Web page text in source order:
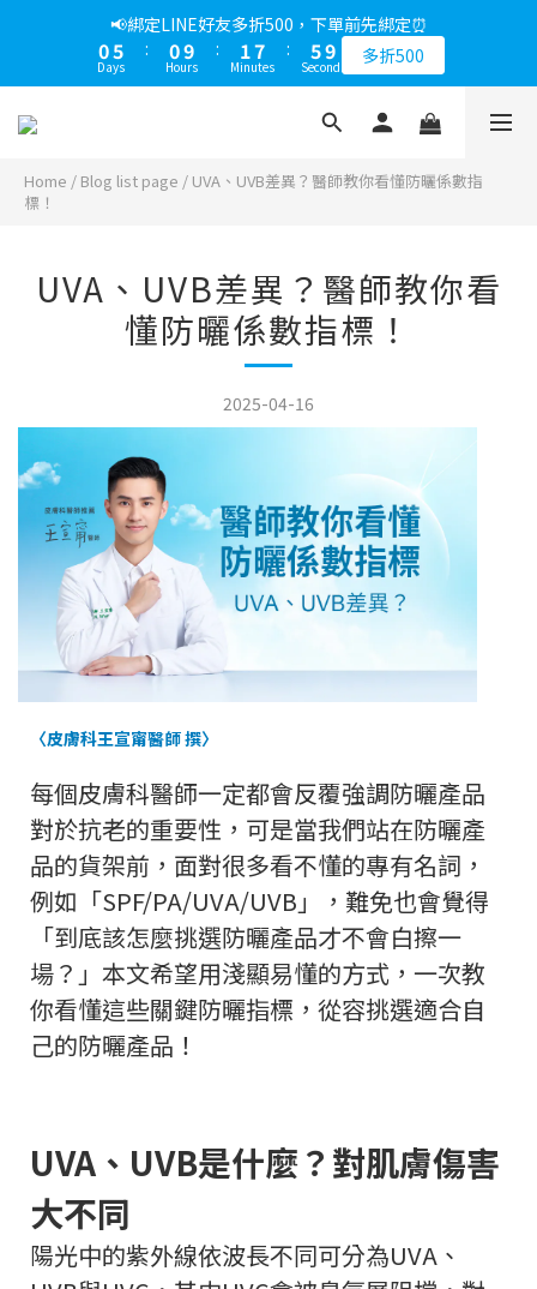
📢綁定LINE好友多折500，下單前先綁定⏰
0
6
5
4
0
Days
:
1
09
8
4
0
Hours
:
2
1
0
8
7
6
2
Minutes
:
6
5
4
0
9
8
7
5
3
Seconds 多折500
Home / Blog list page / UVA、UVB差異？醫師教你看懂防曬係數指
標！
UVA、UVB差異？醫師教你看
懂防曬係數指標！
2025-04-16
〈皮膚科王宣甯醫師 撰〉
每個皮膚科醫師一定都會反覆強調防曬產品
對於抗老的重要性，可是當我們站在防曬產
品的貨架前，面對很多看不懂的專有名詞，
例如「SPF/PA/UVA/UVB」，難免也會覺得
「到底該怎麼挑選防曬產品才不會白擦一
場？」本文希望用淺顯易懂的方式，一次教
你看懂這些關鍵防曬指標，從容挑選適合自
己的防曬產品！
UVA、UVB是什麼？對肌膚傷害
大不同
陽光中的紫外線依波長不同可分為UVA、